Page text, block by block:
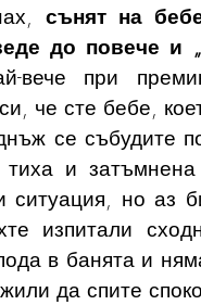
сънят на
до повече и
вече при
че сте бебе,
се събудите
тиха и
ситуация, но аз
изпитали
в банята и
да спите